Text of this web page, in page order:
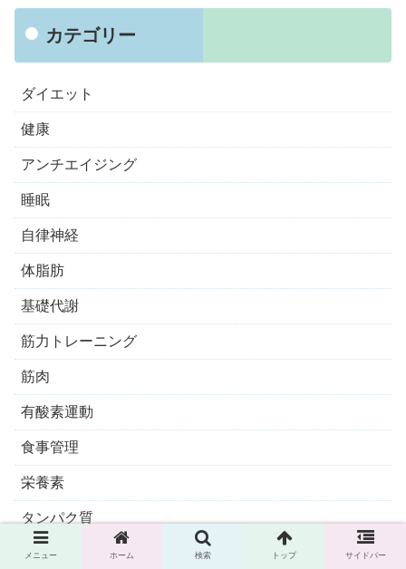
カテゴリー
ダイエット
健康
アンチエイジング
睡眠
自律神経
体脂肪
基礎代謝
筋力トレーニング
筋肉
有酸素運動
食事管理
栄養素
タンパク質
酵素
メニュー ホーム 検索 トップ サイドバー